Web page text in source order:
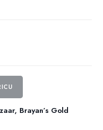
Brayan’s Gold